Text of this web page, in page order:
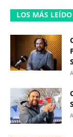
LOS MÁS LEÍDO